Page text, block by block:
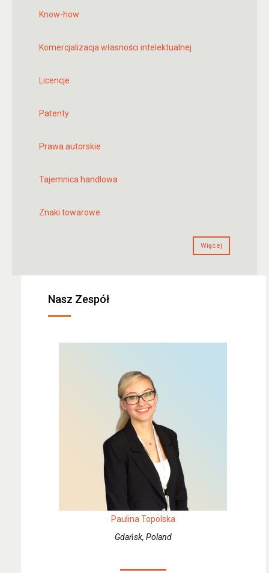
Know-how
Komercjalizacja własności intelektualnej
Licencje
Patenty
Prawa autorskie
Tajemnica handlowa
Znaki towarowe
Więcej
Nasz Zespół
Paulina Topolska
Gdańsk, Poland